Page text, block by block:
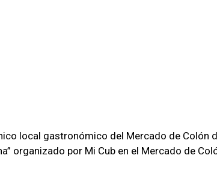
local gastronómico del Mercado de Colón
organizado por Mi Cub en el Mercado de